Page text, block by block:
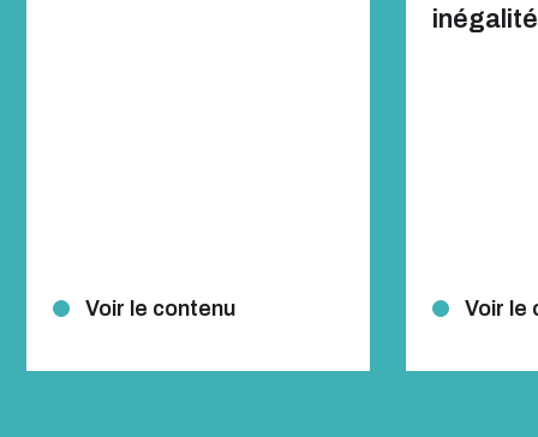
Voir le contenu Voir le